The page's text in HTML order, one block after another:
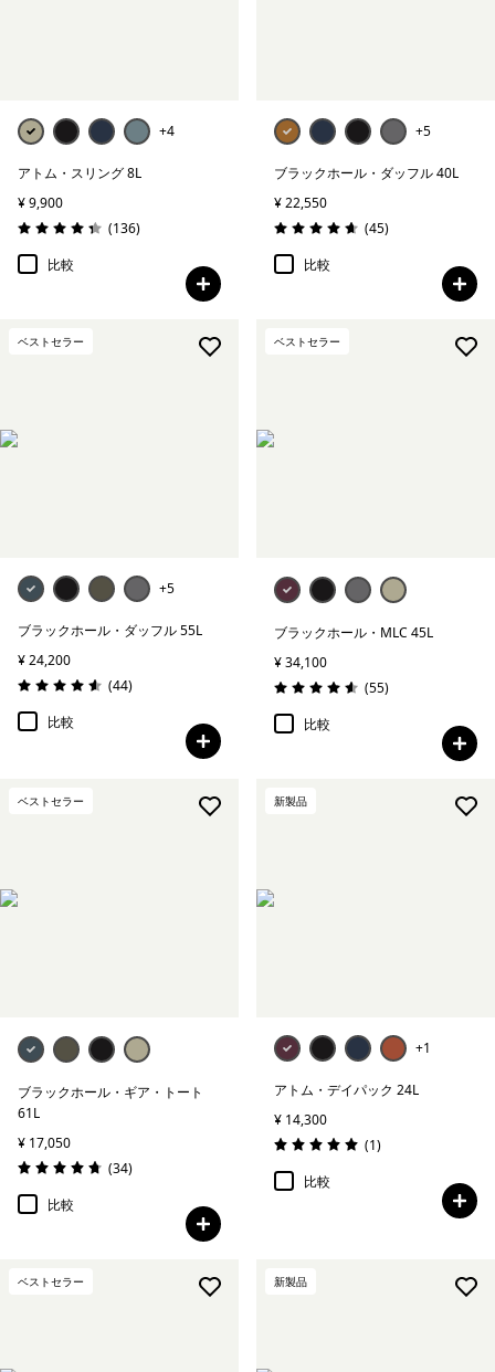
+4
アトム・スリング 8L
¥ 9,900
評価: 4.4 / 5
(136レビュー
)
比較
+5
ブラックホール・ダッフル 40L
¥ 22,550
評価: 4.7 / 5
(45レビュー
)
比較
ベストセラー
+5
ブラックホール・ダッフル 55L
¥ 24,200
評価: 4.6 / 5
(44レビュー
)
比較
ベストセラー
ブラックホール・MLC 45L
¥ 34,100
評価: 4.6 / 5
(55レビュー
)
比較
ベストセラー
ブラックホール・ギア・トート
61L
¥ 17,050
評価: 4.8 / 5
(34レビュー
)
比較
新製品
+1
アトム・デイパック 24L
¥ 14,300
評価: 5.0 / 5
(1レビュー
)
比較
ベストセラー 新製品